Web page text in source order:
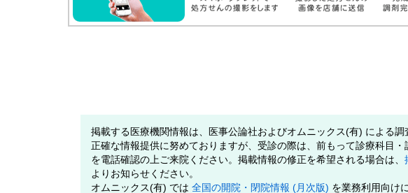
掲載する医療機関情報は、医事公論社およびオムニックス(有) による調
正確な情報提供に努めておりますが、受診の際は、前もって診療科目
を電話確認の上ご来院ください。掲載情報の修正を希望される場合は、
よりお知らせください。
オムニックス(有) では 全国の開院・閉院情報 (月次版) を業務利用向け